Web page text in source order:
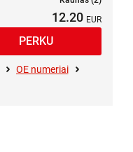
12.20
OE numeriai